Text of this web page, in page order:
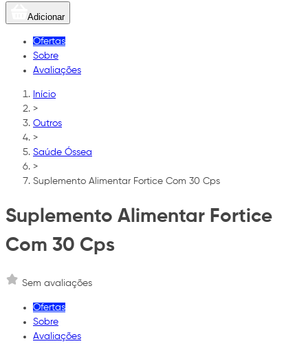
Adicionar
Ofertas
Sobre
Avaliações
Início
>
Outros
>
Saúde Óssea
>
Suplemento Alimentar Fortice Com 30 Cps
Suplemento Alimentar Fortice
Com 30 Cps
Sem avaliações
Ofertas
Sobre
Avaliações